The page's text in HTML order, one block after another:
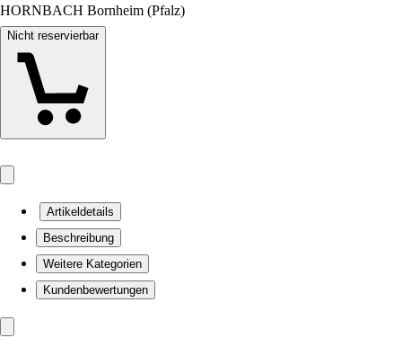
HORNBACH Bornheim (Pfalz)
Nicht reservierbar
Artikeldetails
Beschreibung
Weitere Kategorien
Kundenbewertungen